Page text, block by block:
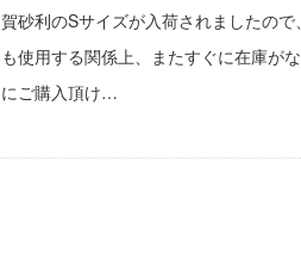
賀砂利のSサイズが入荷されましたの
も使用する関係上、またすぐに在庫が
にご購入頂け…